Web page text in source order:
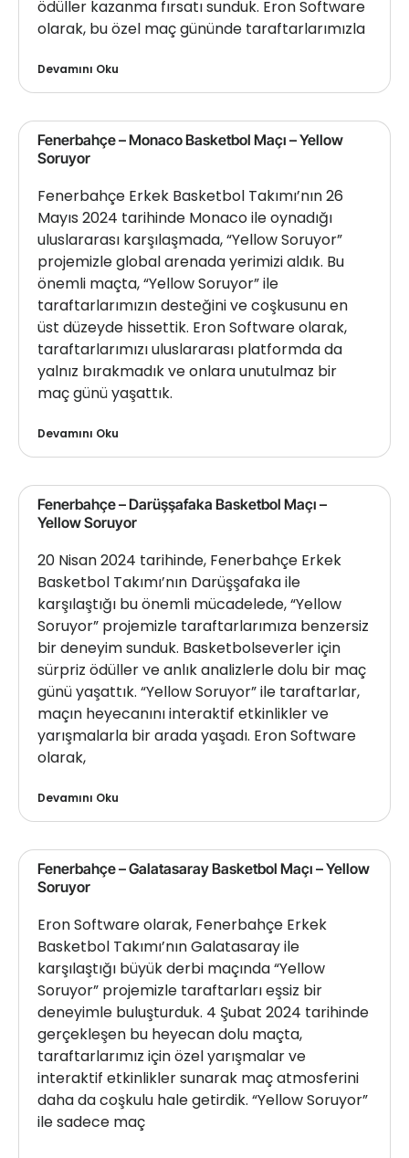
ödüller kazanma fırsatı sunduk. Eron Software
olarak, bu özel maç gününde taraftarlarımızla
Devamını Oku
Fenerbahçe – Monaco Basketbol Maçı – Yellow
Soruyor
Fenerbahçe Erkek Basketbol Takımı’nın 26
Mayıs 2024 tarihinde Monaco ile oynadığı
uluslararası karşılaşmada, “Yellow Soruyor”
projemizle global arenada yerimizi aldık. Bu
önemli maçta, “Yellow Soruyor” ile
taraftarlarımızın desteğini ve coşkusunu en
üst düzeyde hissettik. Eron Software olarak,
taraftarlarımızı uluslararası platformda da
yalnız bırakmadık ve onlara unutulmaz bir
maç günü yaşattık.
Devamını Oku
Fenerbahçe – Darüşşafaka Basketbol Maçı –
Yellow Soruyor
20 Nisan 2024 tarihinde, Fenerbahçe Erkek
Basketbol Takımı’nın Darüşşafaka ile
karşılaştığı bu önemli mücadelede, “Yellow
Soruyor” projemizle taraftarlarımıza benzersiz
bir deneyim sunduk. Basketbolseverler için
sürpriz ödüller ve anlık analizlerle dolu bir maç
günü yaşattık. “Yellow Soruyor” ile taraftarlar,
maçın heyecanını interaktif etkinlikler ve
yarışmalarla bir arada yaşadı. Eron Software
olarak,
Devamını Oku
Fenerbahçe – Galatasaray Basketbol Maçı – Yellow
Soruyor
Eron Software olarak, Fenerbahçe Erkek
Basketbol Takımı’nın Galatasaray ile
karşılaştığı büyük derbi maçında “Yellow
Soruyor” projemizle taraftarları eşsiz bir
deneyimle buluşturduk. 4 Şubat 2024 tarihinde
gerçekleşen bu heyecan dolu maçta,
taraftarlarımız için özel yarışmalar ve
interaktif etkinlikler sunarak maç atmosferini
daha da coşkulu hale getirdik. “Yellow Soruyor”
ile sadece maç